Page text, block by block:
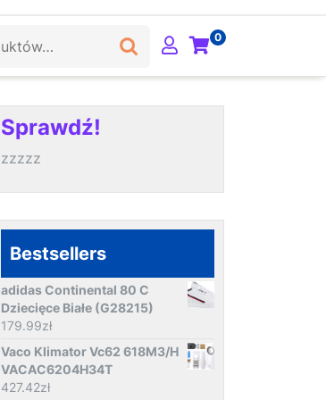
0
Sprawdź!
zzzzz
Bestsellers
adidas Continental 80 C
Dziecięce Białe (G28215)
179.99zł
Vaco Klimator Vc62 618M3/H
VACAC6204H34T
427.42zł